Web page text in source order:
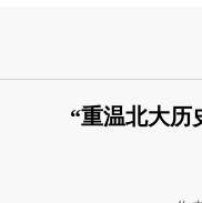
“重温北大历